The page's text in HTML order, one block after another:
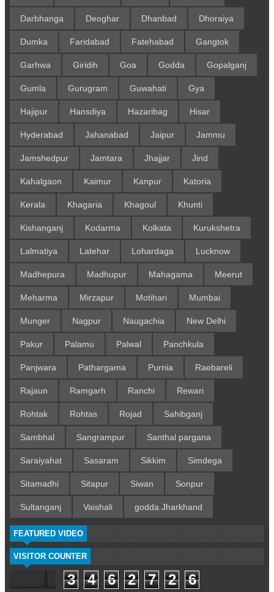
Darbhanga Deoghar Dhanbad Dhoraiya
Dumka Faridabad Fatehabad Gangtok
Garhwa Giridih Goa Godda Gopalganj
Gumla Gurugram Guwahati Gya
Hajipur Hansdiya Hazaribag Hisar
Hyderabad Jahanabad Jaipur Jammu
Jamshedpur Jamtara Jhajjar Jind
Kahalgaon Kaimur Kanpur Katoria
Kerala Khagaria Khagoul Khunti
Kishanganj Kodarma Kolkata Kurukshetra
Lalmatiya Latehar Lohardaga Lucknow
Madhepura Madhupur Mahagama Meerut
Meharma Mirzapur Motihari Mumbai
Munger Nagpur Naugachia New Delhi
Pakur Palamu Palwal Panchkula
Panjwara Pathargama Purnia Raebareli
Rajaun Ramgarh Ranchi Rewari
Rohtak Rohtas Rojad Sahibganj
Sambhal Sangrampur Santhal pargana
Saraiyahat Sasaram Sikkim Simdega
Sitamadhi Sitapur Siwan Sonpur
Sultanganj Vaishali godda Jharkhand
FEATURED VIDEO
VISITOR COUNTER
3 4 6 2 7 2 6